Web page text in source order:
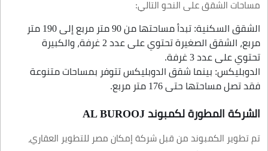
مساحات الشقق على النحو التالي:
الشقق السكنية: تبدأ مساحتها من 90 متر مربع إلى 190 متر
مربع، الشقق الصغيرة تحتوي على عدد 2 غرفة، والكبيرة
تحتوي على عدد 3 غرفة.
الدوبليكس: بينما شقق الدوبليكس تتوفر بمساحات متنوعة
فقد تصل مساحتها حتى 176 متر مربع.
الشركة المطورة لكمبوند AL BUROOJ
تم تطوير الكمبوند من قبل شركة إمكان مصر للتطوير العقاري،